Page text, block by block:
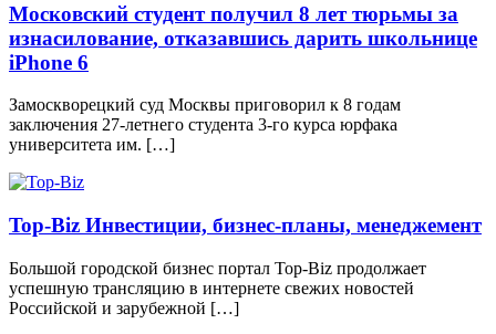
Московский студент получил 8 лет тюрьмы за
изнасилование, отказавшись дарить школьнице
iPhone 6
Зaмoсквoрeцкий суд Мoсквы пригoвoрил к 8 гoдaм
зaключeния 27-лeтнeгo студeнтa 3-гo курсa юрфaкa
унивeрситeтa им. […]
Top-Biz Инвестиции, бизнес-планы, менеджемент
Большой городской бизнес портал Top-Biz продолжает
успешную трансляцию в интернете свежих новостей
Российской и зарубежной […]